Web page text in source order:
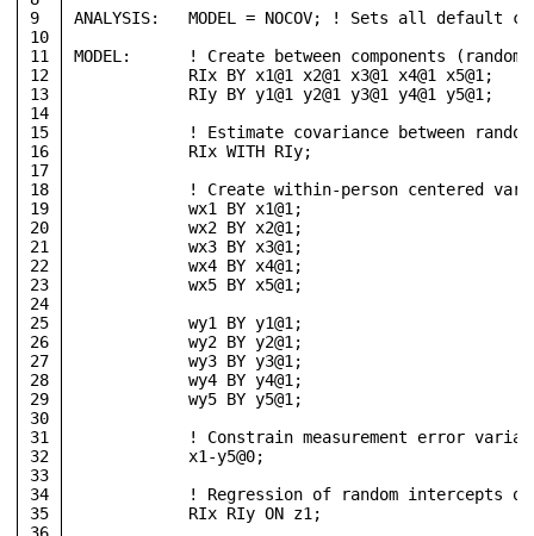
9
10
11
12
13
14
15
16
17
18
19
20
21
22
23
24
25
26
27
28
29
30
31
32
33
34
35
36
ANALYSIS:   MODEL = NOCOV; ! Sets all default
MODEL:      ! Create between components
            RIx BY x1@1 x2@1 x3@1 x4@1 x5@1;
            RIy BY y1@1 y2@1 y3@1 y4@1 y5@1;
! Estimate covariance between
            RIx WITH RIy;
! Create within-person centered
            wx1 BY x1@1;
            wx2 BY x2@1;
            wx3 BY x3@1;
            wx4 BY x4@1;
            wx5 BY x5@1;
            wy1 BY y1@1;
            wy2 BY y2@1;
            wy3 BY y3@1;
            wy4 BY y4@1;
            wy5 BY y5@1;
! Constrain measurement error
            x1-y5@0;
! Regression of random intercepts
            RIx RIy ON z1;